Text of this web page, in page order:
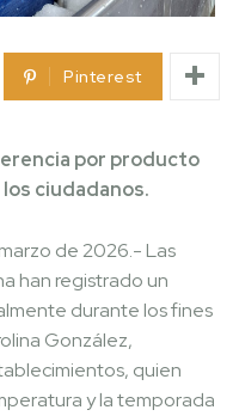
Pinterest
por producto
ciudadanos.
de 2026.- Las
han registrado un
durante los fines
González,
quien
y la temporada